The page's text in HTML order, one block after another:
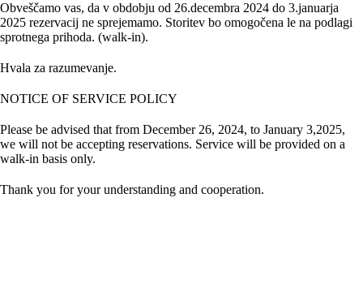
Obveščamo vas, da v obdobju od 26.decembra 2024 do 3.januarja
2025 rezervacij ne sprejemamo. Storitev bo omogočena le na podlagi
sprotnega prihoda. (walk-in).
Hvala za razumevanje.
NOTICE OF SERVICE POLICY
Please be advised that from December 26, 2024, to January 3,2025,
we will not be accepting reservations. Service will be provided on a
walk-in basis only.
Thank you for your understanding and cooperation.